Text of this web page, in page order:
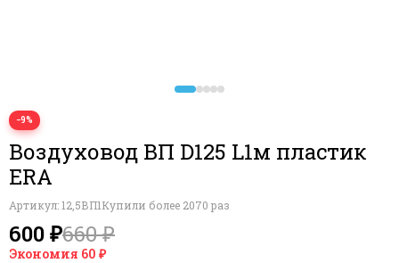
−9%
Воздуховод ВП D125 L1м пластик
ERA
Артикул:12,5ВП1Купили более 2070 раз
600 ₽660 ₽
Экономия 60 ₽